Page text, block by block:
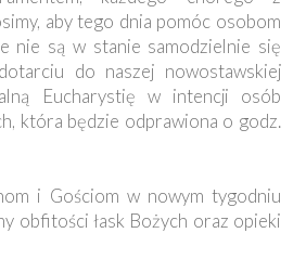
aby tego dnia pomóc osobom
nie są w stanie samodzielnie się
do naszej nowostawskiej
Eucharystię w intencji osób
która będzie odprawiona o godz.
i Gościom w nowym tygodniu
obfitości łask Bożych oraz opieki